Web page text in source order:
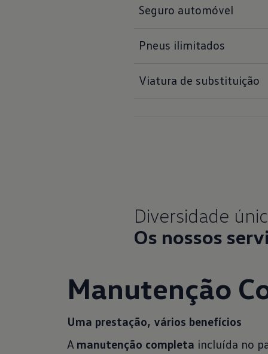
Seguro automóvel
Pneus ilimitados
Viatura de substituição
Os nossos
Manutenção
Uma prestação, vários benefícios
A manutenção completa incluída no